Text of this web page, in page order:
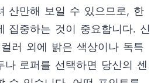
산만해 보일 수 있으므로, 한
집중하는 것이 중요합니다. 신
러 외에 밝은 색상이나 독특
나 로퍼를 선택하면 당신의 센